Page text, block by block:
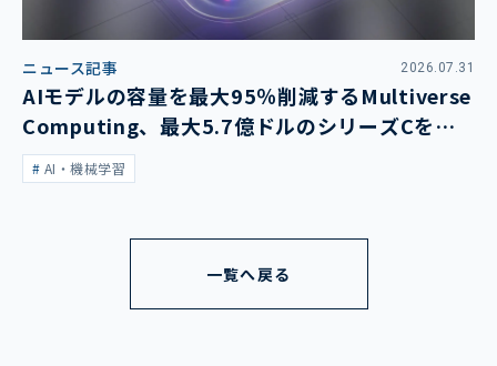
ニュース記事 2026.07.31
AIモデルの容量を最大95％削減するMultiverse
Computing、最大5.7億ドルのシリーズCを発
表AI・機械学習
一覧へ戻る